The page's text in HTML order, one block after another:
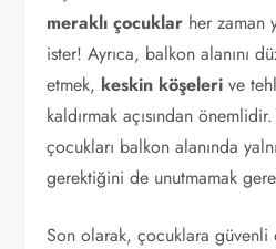
meraklı çocuklar her zaman
ister! Ayrıca, balkon alanını
etmek, keskin köşeleri ve
kaldırmak açısından
çocukları balkon alanında
gerektiğini de unutmamak
Son olarak, çocuklara güvenli